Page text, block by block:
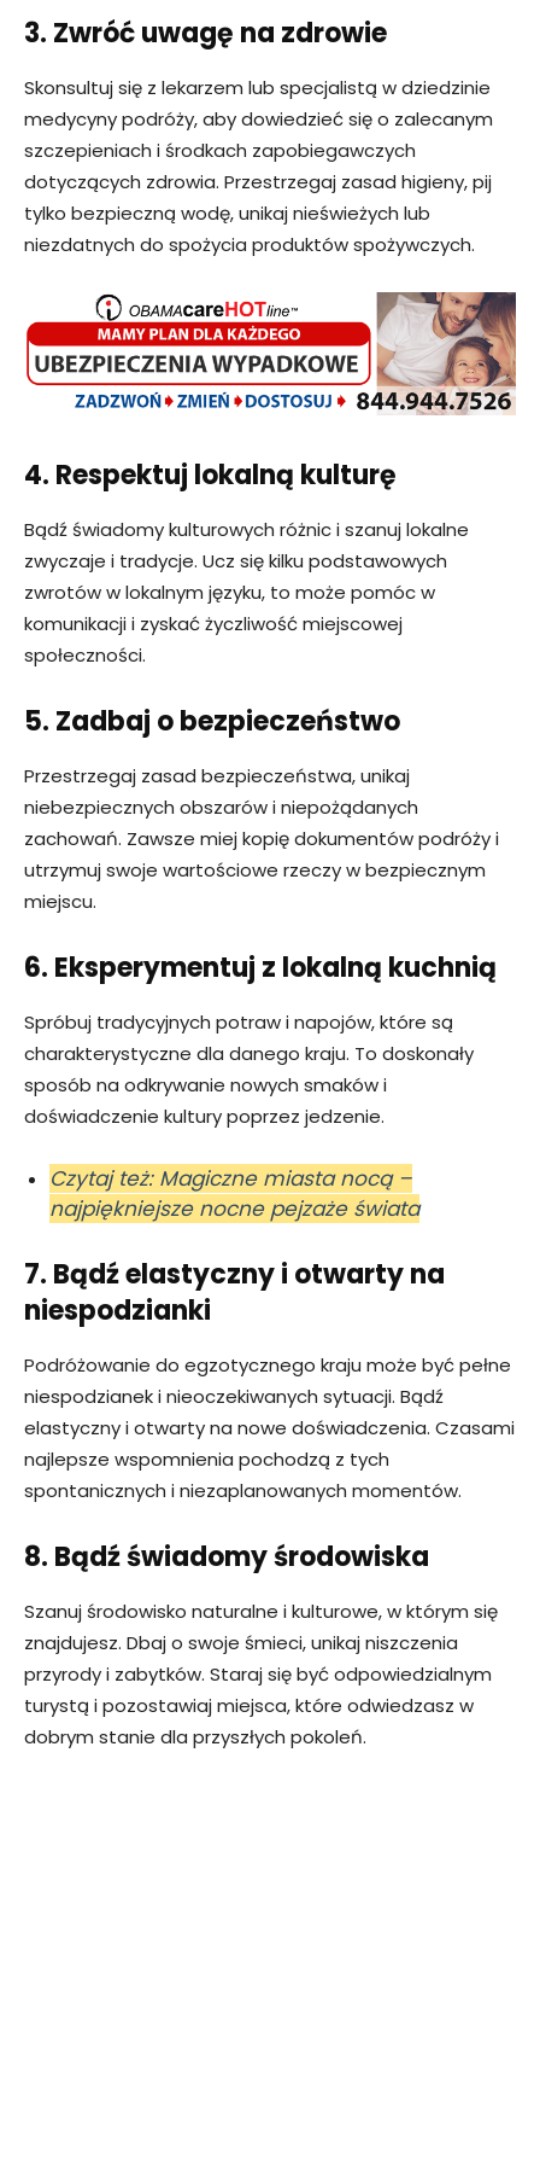
3. Zwróć uwagę na zdrowie
Skonsultuj się z lekarzem lub specjalistą w dziedzinie
medycyny podróży, aby dowiedzieć się o zalecanym
szczepieniach i środkach zapobiegawczych
dotyczących zdrowia. Przestrzegaj zasad higieny, pij
tylko bezpieczną wodę, unikaj nieświeżych lub
niezdatnych do spożycia produktów spożywczych.
4. Respektuj lokalną kulturę
Bądź świadomy kulturowych różnic i szanuj lokalne
zwyczaje i tradycje. Ucz się kilku podstawowych
zwrotów w lokalnym języku, to może pomóc w
komunikacji i zyskać życzliwość miejscowej
społeczności.
5. Zadbaj o bezpieczeństwo
Przestrzegaj zasad bezpieczeństwa, unikaj
niebezpiecznych obszarów i niepożądanych
zachowań. Zawsze miej kopię dokumentów podróży i
utrzymuj swoje wartościowe rzeczy w bezpiecznym
miejscu.
6. Eksperymentuj z lokalną kuchnią
Spróbuj tradycyjnych potraw i napojów, które są
charakterystyczne dla danego kraju. To doskonały
sposób na odkrywanie nowych smaków i
doświadczenie kultury poprzez jedzenie.
Czytaj też: Magiczne miasta nocą –
najpiękniejsze nocne pejzaże świata
7. Bądź elastyczny i otwarty na
niespodzianki
Podróżowanie do egzotycznego kraju może być pełne
niespodzianek i nieoczekiwanych sytuacji. Bądź
elastyczny i otwarty na nowe doświadczenia. Czasami
najlepsze wspomnienia pochodzą z tych
spontanicznych i niezaplanowanych momentów.
8. Bądź świadomy środowiska
Szanuj środowisko naturalne i kulturowe, w którym się
znajdujesz. Dbaj o swoje śmieci, unikaj niszczenia
przyrody i zabytków. Staraj się być odpowiedzialnym
turystą i pozostawiaj miejsca, które odwiedzasz w
dobrym stanie dla przyszłych pokoleń.